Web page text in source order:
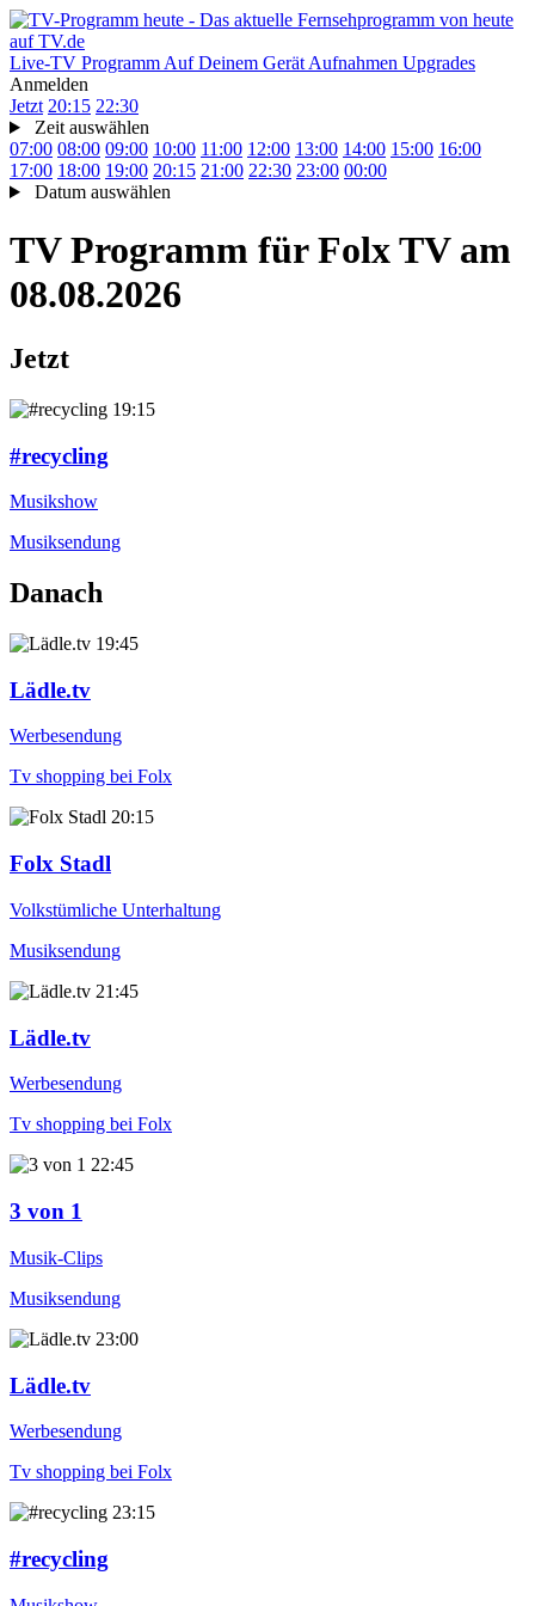
Live-TV Programm Auf Deinem Gerät Aufnahmen Upgrades
Anmelden
Jetzt 20:15 22:30
Zeit auswählen
07:00 08:00 09:00 10:00 11:00 12:00 13:00 14:00 15:00 16:00
17:00 18:00 19:00 20:15 21:00 22:30 23:00 00:00
Datum auswählen
TV Programm für Folx TV am
08.08.2026
Jetzt
19:15
#recycling
Musikshow
Musiksendung
Danach
19:45
Lädle.tv
Werbesendung
Tv shopping bei Folx
20:15
Folx Stadl
Volkstümliche Unterhaltung
Musiksendung
21:45
Lädle.tv
Werbesendung
Tv shopping bei Folx
22:45
3 von 1
Musik-Clips
Musiksendung
23:00
Lädle.tv
Werbesendung
Tv shopping bei Folx
23:15
#recycling